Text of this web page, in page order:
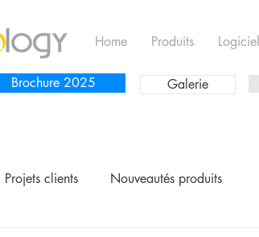
Home Produits
Brochure 2025 Galerie
Projets clients Nouveautés produits